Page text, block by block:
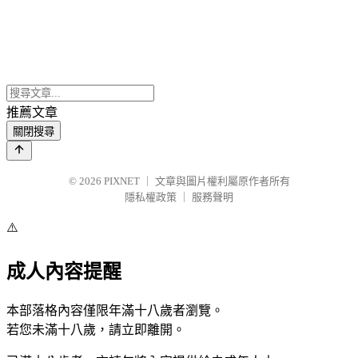
推薦文章
關閉搜尋
© 2026 PIXNET
文章與圖片權利屬原作者所有
隱私權政策
服務聲明
⚠️
成人內容提醒
本部落格內容僅限年滿十八歲者瀏覽。
若您未滿十八歲，請立即離開。